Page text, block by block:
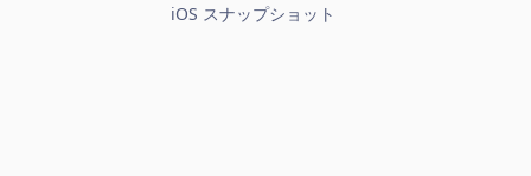
iOS スナップショット